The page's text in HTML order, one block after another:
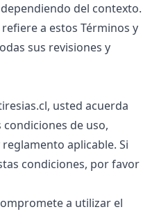
del contexto.
refiere a estos Términos y
sus revisiones y
, usted acuerda
de uso,
aplicable. Si
condiciones, por favor
a utilizar el